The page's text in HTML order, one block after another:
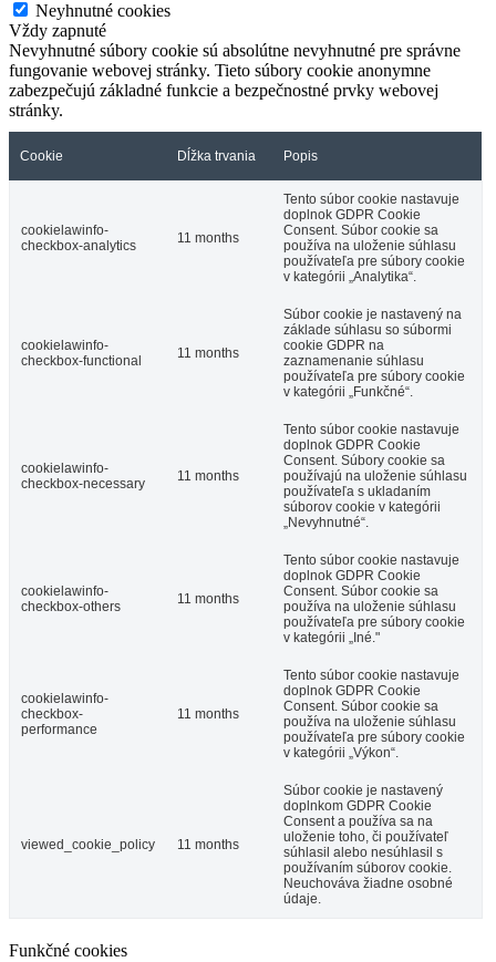
Neyhnutné cookies
Vždy zapnuté
Nevyhnutné súbory cookie sú absolútne nevyhnutné pre správne
fungovanie webovej stránky. Tieto súbory cookie anonymne
zabezpečujú základné funkcie a bezpečnostné prvky webovej
stránky.
Cookie Dĺžka trvania Popis
cookielawinfo-
checkbox-analytics
11 months
Tento súbor cookie nastavuje
doplnok GDPR Cookie
Consent. Súbor cookie sa
používa na uloženie súhlasu
používateľa pre súbory cookie
v kategórii „Analytika“.
cookielawinfo-
checkbox-functional
11 months
Súbor cookie je nastavený na
základe súhlasu so súbormi
cookie GDPR na
zaznamenanie súhlasu
používateľa pre súbory cookie
v kategórii „Funkčné“.
cookielawinfo-
checkbox-necessary
11 months
Tento súbor cookie nastavuje
doplnok GDPR Cookie
Consent. Súbory cookie sa
používajú na uloženie súhlasu
používateľa s ukladaním
súborov cookie v kategórii
„Nevyhnutné“.
cookielawinfo-
checkbox-others
11 months
Tento súbor cookie nastavuje
doplnok GDPR Cookie
Consent. Súbor cookie sa
používa na uloženie súhlasu
používateľa pre súbory cookie
v kategórii „Iné."
cookielawinfo-
checkbox-
performance
11 months
Tento súbor cookie nastavuje
doplnok GDPR Cookie
Consent. Súbor cookie sa
používa na uloženie súhlasu
používateľa pre súbory cookie
v kategórii „Výkon“.
viewed_cookie_policy 11 months
Súbor cookie je nastavený
doplnkom GDPR Cookie
Consent a používa sa na
uloženie toho, či používateľ
súhlasil alebo nesúhlasil s
používaním súborov cookie.
Neuchováva žiadne osobné
údaje.
Funkčné cookies